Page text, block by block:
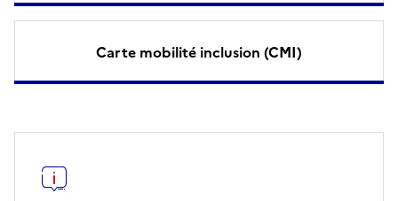
Carte mobilité inclusion (CMI)